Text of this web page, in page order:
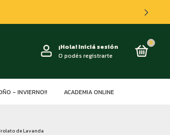
¡Hola!Iniciá sesión
O podés registrarte
0
- INVIERNO!! ACADEMIA ONLINE
de Lavanda